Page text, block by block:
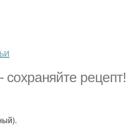
сохраняйте рецепт!